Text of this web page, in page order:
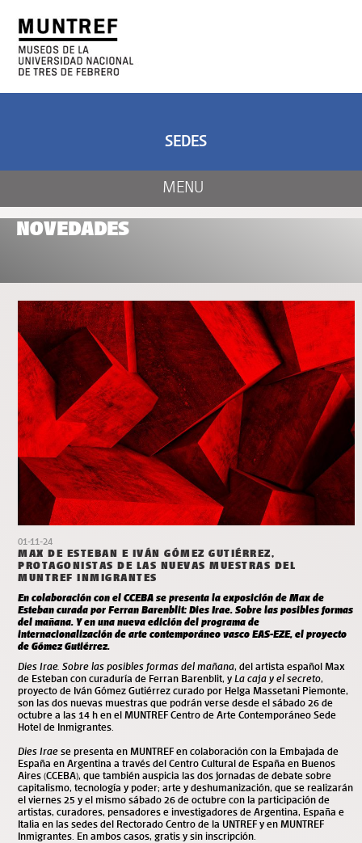
NOVEDADES
01-11-24
MAX DE ESTEBAN E IVÁN GÓMEZ GUTIÉRREZ,
PROTAGONISTAS DE LAS NUEVAS MUESTRAS DEL
MUNTREF INMIGRANTES
En colaboración con el CCEBA se presenta la exposición de Max de
Esteban curada por Ferran Barenblit: Dies Irae. Sobre las posibles formas
del mañana. Y en una nueva edición del programa de
internacionalización de arte contemporáneo vasco EAS-EZE, el proyecto
de Gómez Gutiérrez.
Dies Irae. Sobre las posibles formas del mañana, del artista español Max
de Esteban con curaduría de Ferran Barenblit, y La caja y el secreto,
proyecto de Iván Gómez Gutiérrez curado por Helga Massetani Piemonte,
son las dos nuevas muestras que podrán verse desde el sábado 26 de
octubre a las 14 h en el MUNTREF Centro de Arte Contemporáneo Sede
Hotel de Inmigrantes.
Dies Irae se presenta en MUNTREF en colaboración con la Embajada de
España en Argentina a través del Centro Cultural de España en Buenos
Aires (CCEBA), que también auspicia las dos jornadas de debate sobre
capitalismo, tecnología y poder; arte y deshumanización, que se realizarán
el viernes 25 y el mismo sábado 26 de octubre con la participación de
artistas, curadores, pensadores e investigadores de Argentina, España e
Italia en las sedes del Rectorado Centro de la UNTREF y en MUNTREF
Inmigrantes. En ambos casos, gratis y sin inscripción.
MENU
SEDES
CENTRO DE ARTE
Y NATURALEZA
ARTE Y CIENCIA